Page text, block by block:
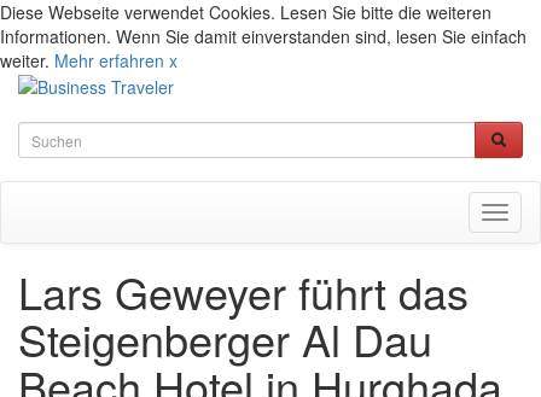
Diese Webseite verwendet Cookies. Lesen Sie bitte die weiteren
Informationen. Wenn Sie damit einverstanden sind, lesen Sie einfach
weiter. Mehr erfahren x
Lars Geweyer führt das
Steigenberger Al Dau